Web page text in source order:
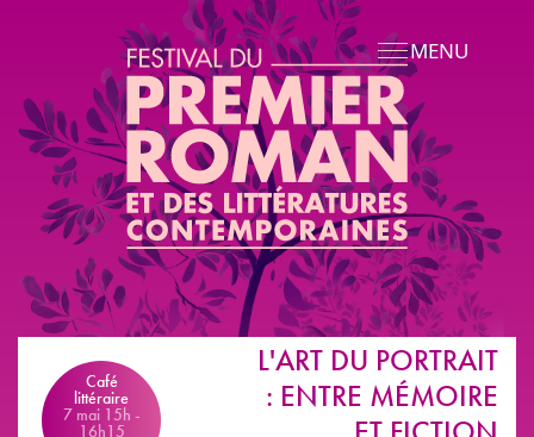
Aller au contenu principal
MENU
Café
littéraire
7 mai 15h -
16h15
Handicap
auditif
boucle
magnétique
L'ART DU PORTRAIT
: ENTRE MÉMOIRE